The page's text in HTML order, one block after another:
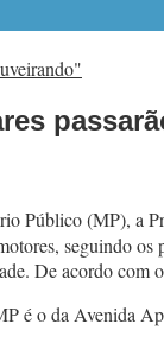
Público (MP), a
seguindo
De acordo
é o da Avenida